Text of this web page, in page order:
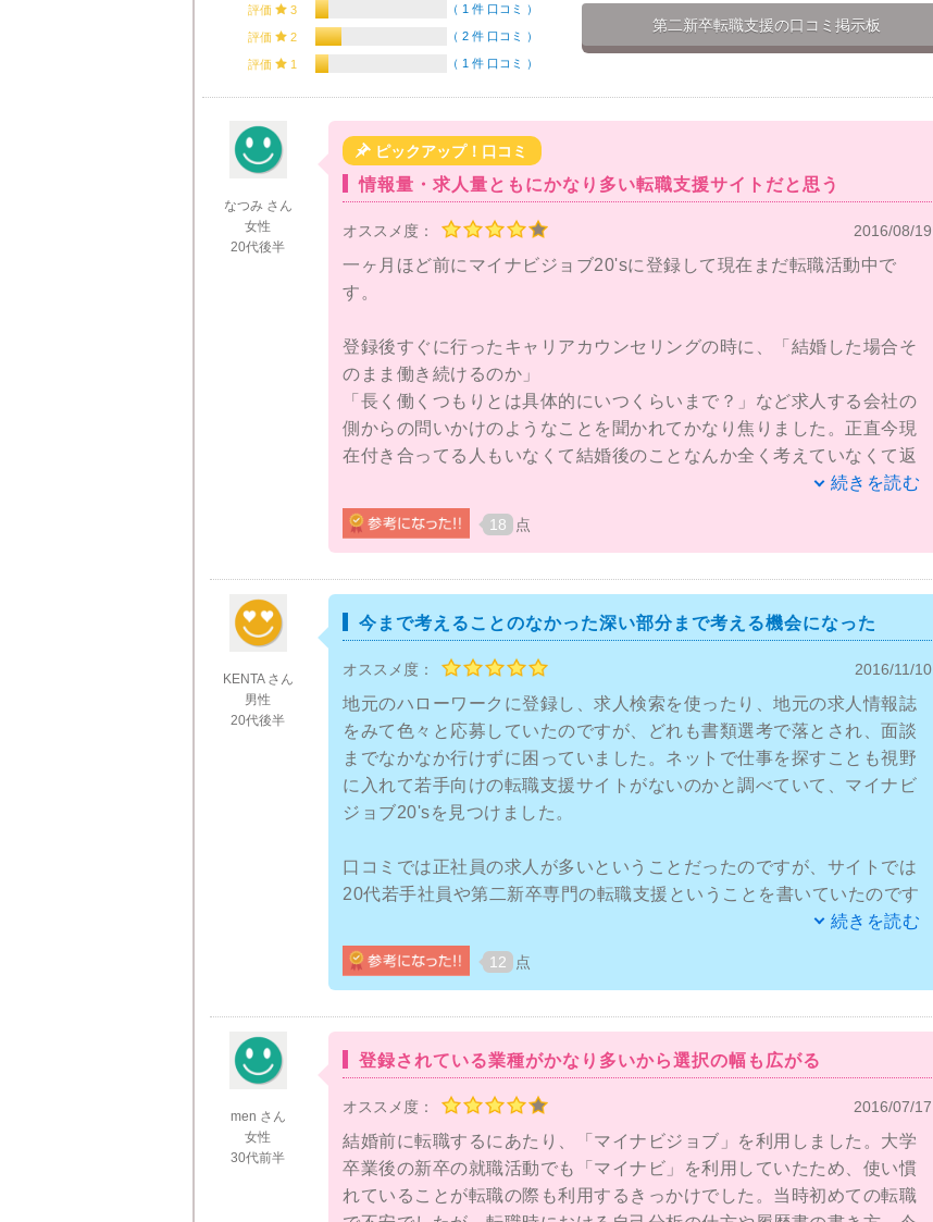
評価 3 （ 1 件 口コミ ）
評価 2 （ 2 件 口コミ ）
評価 1 （ 1 件 口コミ ）
第二新卒転職支援の口コミ掲示板
なつみ さん
女性
20代後半
 ピックアップ！口コミ
情報量・求人量ともにかなり多い転職支援サイトだと思う
オススメ度： 2016/08/19
一ヶ月ほど前にマイナビジョブ20'sに登録して現在まだ転職活動中で
す。
登録後すぐに行ったキャリアカウンセリングの時に、「結婚した場合そ
のまま働き続けるのか」
「長く働くつもりとは具体的にいつくらいまで？」など求人する会社の
側からの問いかけのようなことを聞かれてかなり焦りました。正直今現
在付き合ってる人もいなくて結婚後のことなんか全く考えていなくて返
カウンセラーの方もちょっときつい言い方で怖い感じもありました。も
したね。確かにその通りではあるんですがいきなり答えを求められて
も、って感じです。
自己分析などで自分がどういう性格なのか、どういう仕事が向いている
のかなどを知ることができたのはちょっと面白かったです。私の場合は
まぁだいたい予想通りでしたが、たまに自分が思っていなかった性格が
出る人もいる、というようなことを聞きました。
面談や履歴書などの作成時にどうしても自己PRが苦手で困っていたので
て満足いく答えが出せるようにもなりました。
沢山の情報をもらえるのは良いのですが、キャリアアドバイザーさんか
らの連絡が頻繁にくるので仕事中などはちょっとうっとおしさを感じる
部分もあります。
あう仕事がまだ見つけられていませんが、求人が多いのでマイナビジョ
ブ20'sで転職先を見つけられるような気がします。
続きを読む
18 点
KENTA さん
男性
20代後半
今まで考えることのなかった深い部分まで考える機会になった
オススメ度： 2016/11/10
地元のハローワークに登録し、求人検索を使ったり、地元の求人情報誌
をみて色々と応募していたのですが、どれも書類選考で落とされ、面談
までなかなか行けずに困っていました。ネットで仕事を探すことも視野
に入れて若手向けの転職支援サイトがないのかと調べていて、マイナビ
ジョブ20'sを見つけました。
口コミでは正社員の求人が多いということだったのですが、サイトでは
20代若手社員や第二新卒専門の転職支援ということを書いていたのです
登録してからマイナビジョブ20'sの会社に行ってキャリアアドバイザー
との面談や登録関係の手続きをしなければならないのがちょっと面倒で
あるみたいです。
キャリアカウンセリングは担当の方と１対１の対話で行うのですが意外
に緊張しました。自己分析や履歴書、職務経歴書の書き方などで自分で
思ってもいなかった指摘を受けて改善するべきところがわかりました。
あと履歴書などの書き方もちょと悪い部分があったようでかなり指摘さ
れてそんなに悪い書き方だったのかと自分で驚きつつもショックを受け
続きを読む
12 点
men さん
女性
30代前半
登録されている業種がかなり多いから選択の幅も広がる
オススメ度： 2016/07/17
結婚前に転職するにあたり、「マイナビジョブ」を利用しました。大学
卒業後の新卒の就職活動でも「マイナビ」を利用していたため、使い慣
れていることが転職の際も利用するきっかけでした。当時初めての転職